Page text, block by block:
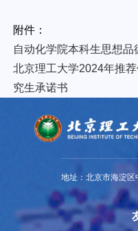
附件：
自动化学院本科生思想品
北京理工大学2024年推
究生承诺书
地址：北京市海淀